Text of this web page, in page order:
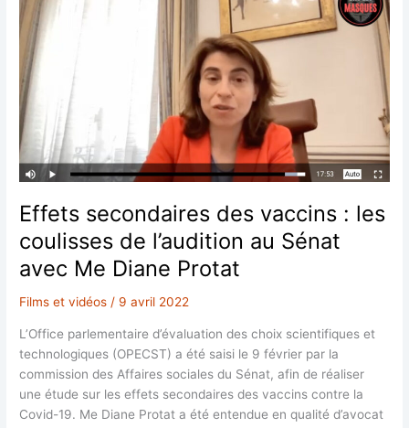
injections
expérimentales
anti-
covid
Effets secondaires des vaccins : les
coulisses de l’audition au Sénat
avec Me Diane Protat
Films et vidéos / 9 avril 2022
L’Office parlementaire d’évaluation des choix scientifiques et
technologiques (OPECST) a été saisi le 9 février par la
commission des Affaires sociales du Sénat, afin de réaliser
une étude sur les effets secondaires des vaccins contre la
Covid-19. Me Diane Protat a été entendue en qualité d’avocat